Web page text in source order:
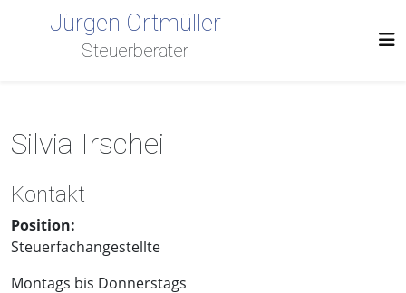
Jürgen Ortmüller
Steuerberater
Silvia Irschei
Kontakt
Position:
Steuerfachangestellte
Montags bis Donnerstags